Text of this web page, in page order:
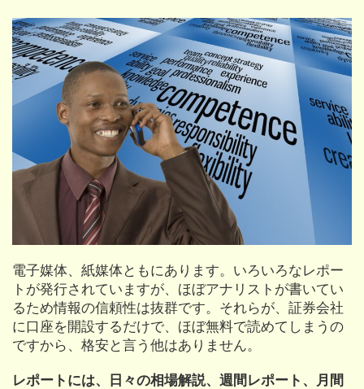
電子媒体、紙媒体ともにあります。いろいろなレポー
トが発行されていますが、ほぼアナリストが書いてい
るため情報の信頼性は抜群です。それらが、証券会社
に口座を開設するだけで、ほぼ無料で読めてしまうの
ですから、格安と言う他はありません。
レポートには、日々の相場解説、週間レポート、月間